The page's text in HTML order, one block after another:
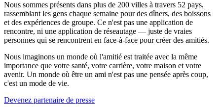
Nous sommes présents dans plus de 200 villes à travers 52 pays,
rassemblant les gens chaque semaine pour des dîners, des boissons
et des expériences de groupe. Ce n'est pas une application de
rencontre, ni une application de réseautage — juste de vraies
personnes qui se rencontrent en face-à-face pour créer des amitiés.
Nous imaginons un monde où l'amitié est traitée avec la même
importance que votre santé, votre carrière, votre maison et votre
avenir. Un monde où être un ami n'est pas une pensée après coup,
c'est un mode de vie.
Devenez partenaire de presse